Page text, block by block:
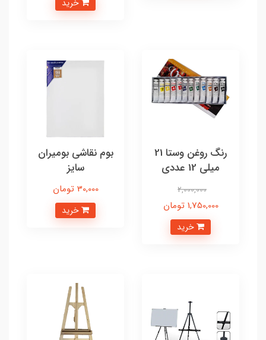
رنگ روغن وستا 21
میلی 12 عددی
2,000,000
1,750,000 تومان
بوم نقاشی بومیران
سایز
30,000 تومان